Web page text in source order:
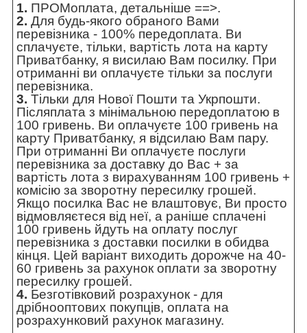
1. ПРОМоплата, детальніше ==>.
2. Для будь-якого обраного Вами
перевізника - 100% передоплата. Ви
сплачуєте, тільки, вартість лота на карту
Приватбанку, я висилаю Вам посилку. При
отриманні ви оплачуєте тільки за послуги
перевізника.
3. Тільки для Нової Пошти та Укрпошти.
Післяплата з мінімальною передоплатою в
100 гривень. Ви оплачуєте 100 гривень на
карту Приватбанку, я відсилаю Вам пару.
При отриманні Ви оплачуєте послуги
перевізника за доставку до Вас + за
вартість лота з вирахуванням 100 гривень +
комісію за зворотну пересилку грошей.
Якщо посилка Вас не влаштовує, Ви просто
відмовляєтеся від неї, а раніше сплачені
100 гривень йдуть на оплату послуг
перевізника з доставки посилки в обидва
кінця. Цей варіант виходить дорожче на 40-
60 гривень за рахунок оплати за зворотну
пересилку грошей.
4. Безготівковий розрахунок - для
дрібнооптових покупців, оплата на
розрахунковий рахунок магазину.